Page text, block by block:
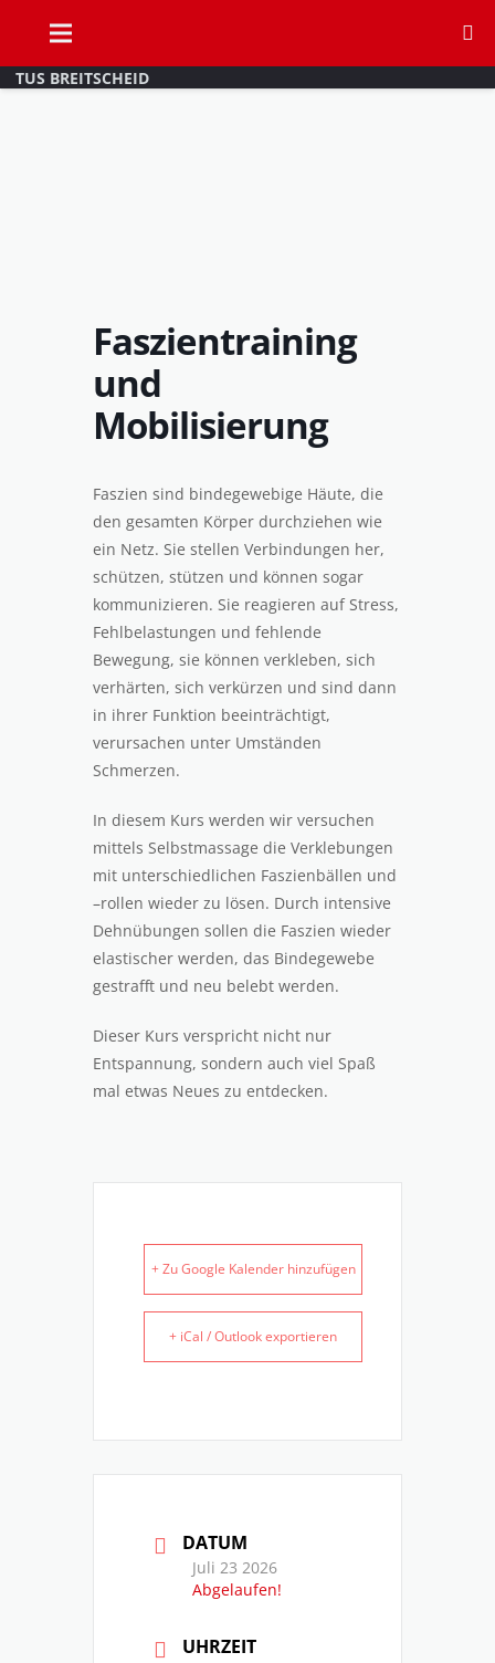
TUS BREITSCHEID
Faszientraining
und
Mobilisierung
Faszien sind bindegewebige Häute, die
den gesamten Körper durchziehen wie
ein Netz. Sie stellen Verbindungen her,
schützen, stützen und können sogar
kommunizieren. Sie reagieren auf Stress,
Fehlbelastungen und fehlende
Bewegung, sie können verkleben, sich
verhärten, sich verkürzen und sind dann
in ihrer Funktion beeinträchtigt,
verursachen unter Umständen
Schmerzen.
In diesem Kurs werden wir versuchen
mittels Selbstmassage die Verklebungen
mit unterschiedlichen Faszienbällen und
–rollen wieder zu lösen. Durch intensive
Dehnübungen sollen die Faszien wieder
elastischer werden, das Bindegewebe
gestrafft und neu belebt werden.
Dieser Kurs verspricht nicht nur
Entspannung, sondern auch viel Spaß
mal etwas Neues zu entdecken.
+ Zu Google Kalender hinzufügen
+ iCal / Outlook exportieren
DATUM
Juli 23 2026
Abgelaufen!
UHRZEIT